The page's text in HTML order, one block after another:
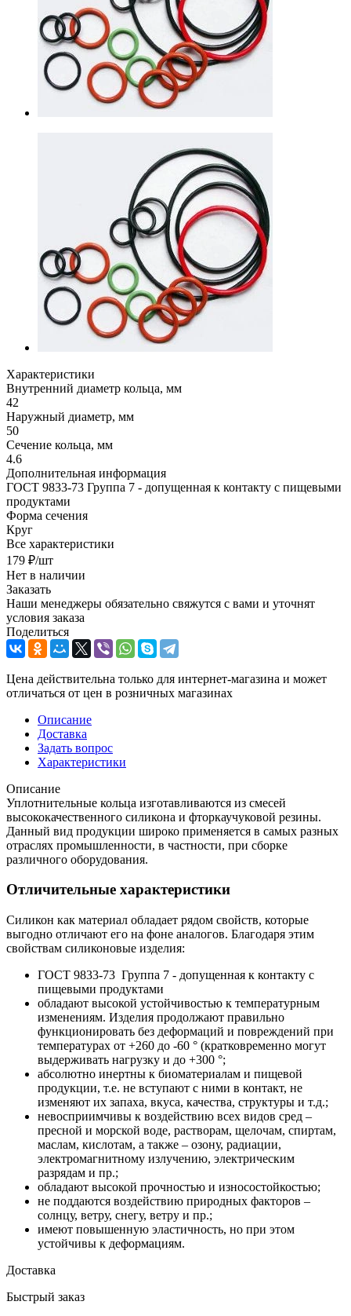
Характеристики
Внутренний диаметр кольца, мм
42
Наружный диаметр, мм
50
Сечение кольца, мм
4.6
Дополнительная информация
ГОСТ 9833-73 Группа 7 - допущенная к контакту с пищевыми
продуктами
Форма сечения
Круг
Все характеристики
179 ₽/шт
Нет в наличии
Заказать
Наши менеджеры обязательно свяжутся с вами и уточнят
условия заказа
Поделиться
Цена действительна только для интернет-магазина и может
отличаться от цен в розничных магазинах
Описание
Доставка
Задать вопрос
Характеристики
Описание
Уплотнительные кольца изготавливаются из смесей
высококачественного силикона и фторкаучуковой резины.
Данный вид продукции широко применяется в самых разных
отраслях промышленности, в частности, при сборке
различного оборудования.
Отличительные характеристики
Силикон как материал обладает рядом свойств, которые
выгодно отличают его на фоне аналогов. Благодаря этим
свойствам силиконовые изделия:
ГОСТ 9833-73 Группа 7 - допущенная к контакту с
пищевыми продуктами
обладают высокой устойчивостью к температурным
изменениям. Изделия продолжают правильно
функционировать без деформаций и повреждений при
температурах от +260 до -60 ° (кратковременно могут
выдерживать нагрузку и до +300 °;
абсолютно инертны к биоматериалам и пищевой
продукции, т.е. не вступают с ними в контакт, не
изменяют их запаха, вкуса, качества, структуры и т.д.;
невосприимчивы к воздействию всех видов сред –
пресной и морской воде, растворам, щелочам, спиртам,
маслам, кислотам, а также – озону, радиации,
электромагнитному излучению, электрическим
разрядам и пр.;
обладают высокой прочностью и износостойкостью;
не поддаются воздействию природных факторов –
солнцу, ветру, снегу, ветру и пр.;
имеют повышенную эластичность, но при этом
устойчивы к деформациям.
Доставка
Быстрый заказ